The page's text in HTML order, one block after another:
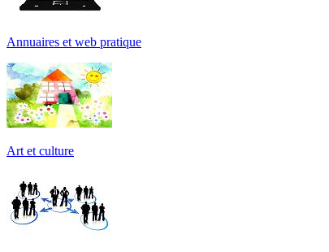
Annuaires et web pratique
Art et culture